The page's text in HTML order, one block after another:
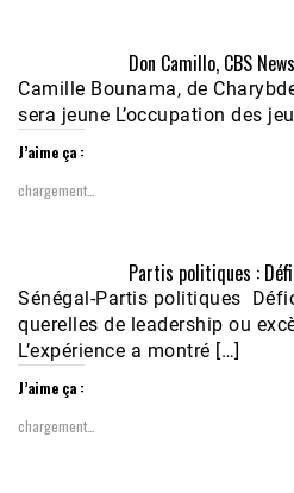
Don Camillo, CBS News
Camille Bounama, de
sera jeune L’occupation des
J’aime ça :
chargement…
Partis politiques :
Sénégal-Partis politiques
querelles de leadership ou
L’expérience a montré […]
J’aime ça :
chargement…